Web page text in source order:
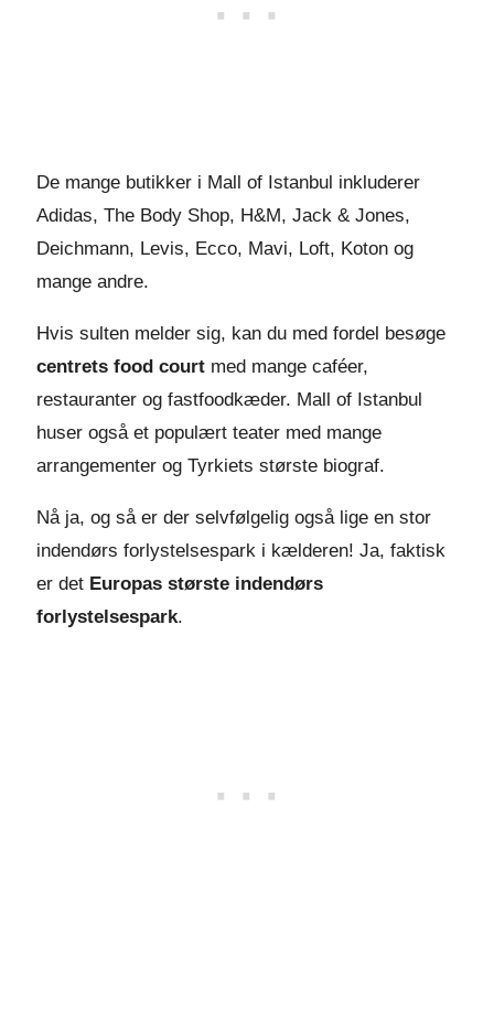
De mange butikker i Mall of Istanbul inkluderer
Adidas, The Body Shop, H&M, Jack & Jones,
Deichmann, Levis, Ecco, Mavi, Loft, Koton og
mange andre.
Hvis sulten melder sig, kan du med fordel besøge
centrets food court med mange caféer,
restauranter og fastfoodkæder. Mall of Istanbul
huser også et populært teater med mange
arrangementer og Tyrkiets største biograf.
Nå ja, og så er der selvfølgelig også lige en stor
indendørs forlystelsespark i kælderen! Ja, faktisk
er det Europas største indendørs
forlystelsespark.